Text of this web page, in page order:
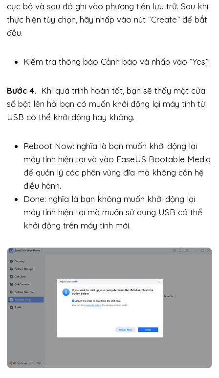
cục bộ và sau đó ghi vào phương tiện lưu trữ. Sau khi
thực hiện tùy chọn, hãy nhấp vào nút “Create” để bắt
đầu.
Kiểm tra thông báo Cảnh báo và nhấp vào “Yes”.
Bước 4. Khi quá trình hoàn tất, bạn sẽ thấy một cửa
sổ bật lên hỏi bạn có muốn khởi động lại máy tính từ
USB có thể khởi động hay không.
Reboot Now: nghĩa là bạn muốn khởi động lại
máy tính hiện tại và vào EaseUS Bootable Media
để quản lý các phân vùng đĩa mà không cần hệ
điều hành.
Done: nghĩa là bạn không muốn khởi động lại
máy tính hiện tại mà muốn sử dụng USB có thể
khởi động trên máy tính mới.